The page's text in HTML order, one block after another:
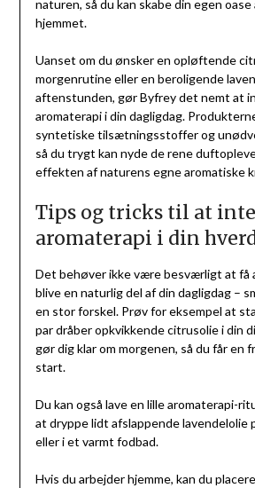
naturen, så du kan skabe din egen oase
hjemmet.
Uanset om du ønsker en opløftende
morgenrutine eller en beroligende
aftenstunden, gør Byfrey det nemt at
aromaterapi i din dagligdag.
syntetiske tilsætningsstoffer og
så du trygt kan nyde de rene
effekten af naturens egne aromatiske
Tips og tricks til at
aromaterapi i din
Det behøver ikke være besværligt at få
blive en naturlig del af din dagligdag –
en stor forskel. Prøv for eksempel at
par dråber opkvikkende citrusolie i din
gør dig klar om morgenen, så du får en
start.
Du kan også lave en lille aromaterapi-
at dryppe lidt afslappende lavendelolie
eller i et varmt fodbad.
Hvis du arbejder hjemme, kan du